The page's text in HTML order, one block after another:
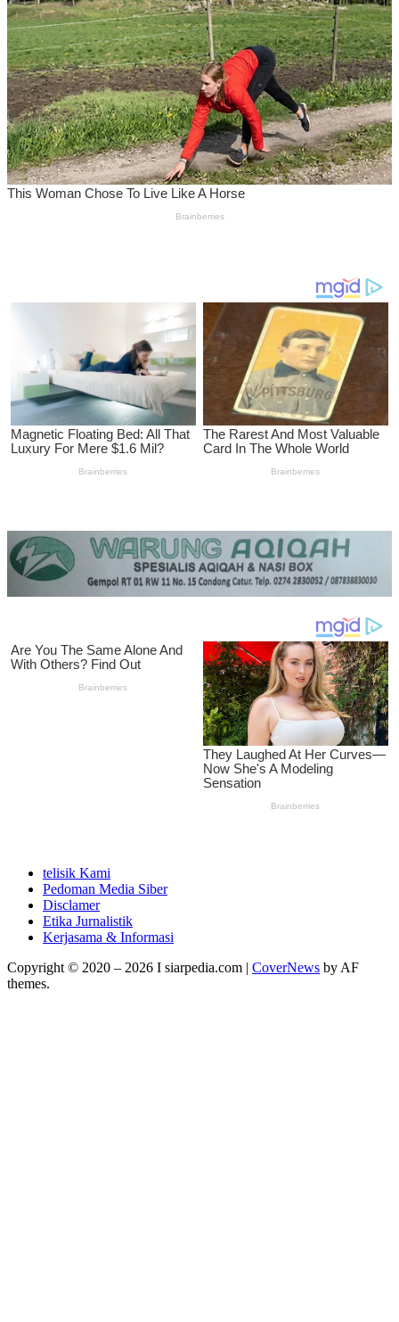
telisik Kami
Pedoman Media Siber
Disclamer
Etika Jurnalistik
Kerjasama & Informasi
Copyright © 2020 – 2026 I siarpedia.com | CoverNews by AF
themes.